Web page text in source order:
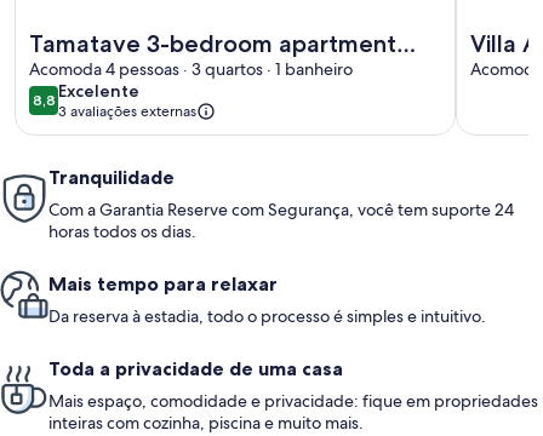
Tamatave 3-bedroom apartment
with all mod cons
Acomoda 4 pessoas · 3 quartos · 1 banheiro
8,88,8 de 10
Excelente
excelente
3 avaliações externas
Villa
Acomoda
Tranquilidade
Com a Garantia Reserve com Segurança, você tem suporte 24
horas todos os dias.
Mais tempo para relaxar
Da reserva à estadia, todo o processo é simples e intuitivo.
Toda a privacidade de uma casa
Mais espaço, comodidade e privacidade: fique em propriedades
inteiras com cozinha, piscina e muito mais.